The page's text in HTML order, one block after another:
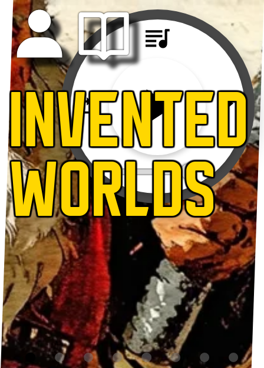
INVENTED
WORLDS